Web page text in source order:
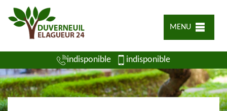
MENU
indisponible indisponible